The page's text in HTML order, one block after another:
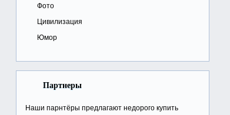
Фото
Цивилизация
Юмор
Партнеры
Наши парнтёры предлагают недорогокупить